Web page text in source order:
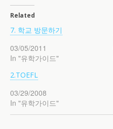
Related
7. 학교 방문하기
03/05/2011
In "유학가이드"
2.TOEFL
03/29/2008
In "유학가이드"